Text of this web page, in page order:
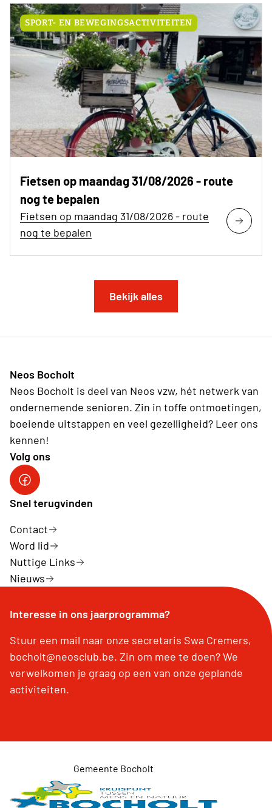
SPORT- EN BEWEGINGSACTIVITEITEN
Fietsen op maandag 31/08/2026 - route
nog te bepalen
Fietsen op maandag 31/08/2026 - route
nog te bepalen
Bekijk alles
Neos Bocholt
Neos Bocholt is deel van Neos vzw, hét netwerk van
ondernemende senioren. Zin in toffe ontmoetingen,
boeiende uitstappen en veel gezelligheid? Leer ons
kennen!
Volg ons
Snel terugvinden
Contact
Word lid
Nuttige Links
Nieuws
Interesse in ons jaarprogramma?
Stuur een mail naar onze secretaris Swa Cremers,
bocholt@neosclub.be. Zin om mee te doen? We
verwelkomen je graag op een van onze geplande
activiteiten.
Gemeente Bocholt